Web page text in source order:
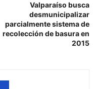
Valparaíso busca
desmunicipalizar
parcialmente sistema de
recolección de basura en
2015